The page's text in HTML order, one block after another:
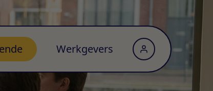
Werkgevers